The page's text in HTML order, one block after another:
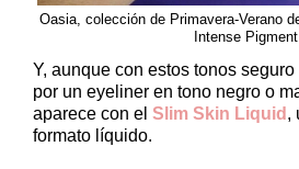
Oasia, colección de Primavera-Verano
Intense Pigment
Y, aunque con estos tonos
por un eyeliner en tono negro o
aparece con el Slim Skin Liquid ,
formato líquido.